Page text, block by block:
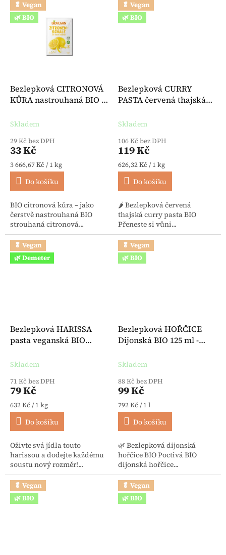
🥬 Vegan
🌿 BIO
Bezlepková CITRONOVÁ
KŮRA nastrouhaná BIO 9
Skladem
29 Kč bez DPH
33 Kč
Měrná cena:
3 666,67 Kč / 1 kg
Do košíku
BIO citronová kůra – jako
čerstvě nastrouhaná BIO
strouhaná citronová...
🥬 Vegan
🌿 BIO
Bezlepková CURRY
PASTA červená thajská
Skladem
106 Kč bez DPH
119 Kč
Měrná cena:
626,32 Kč / 1 kg
Do košíku
🌶️ Bezlepková červená
thajská curry pasta BIO
Přeneste si vůni...
🥬 Vegan
🌿 Demeter
Bezlepková HARISSA
pasta veganská BIO
Skladem
71 Kč bez DPH
79 Kč
Měrná cena:
632 Kč / 1 kg
Do košíku
Oživte svá jídla touto
harissou a dodejte každému
soustu nový rozměr!...
🥬 Vegan
🌿 BIO
Bezlepková HOŘČICE
Dijonská BIO 125 ml -
Skladem
88 Kč bez DPH
99 Kč
Měrná cena:
792 Kč / 1 l
Do košíku
🌿 Bezlepková dijonská
hořčice BIO Poctivá BIO
dijonská hořčice...
🥬 Vegan
🌿 BIO
🥬 Vegan
🌿 BIO